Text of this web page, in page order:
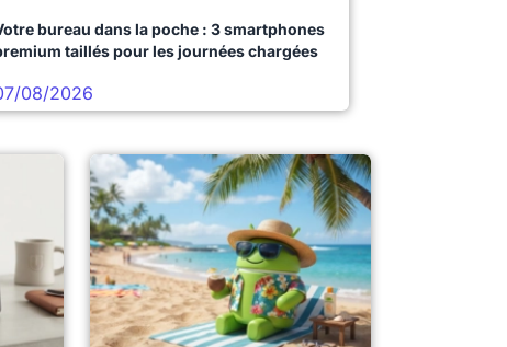
bureau dans la poche : 3 smartphones
taillés pour les journées chargées
08/2026